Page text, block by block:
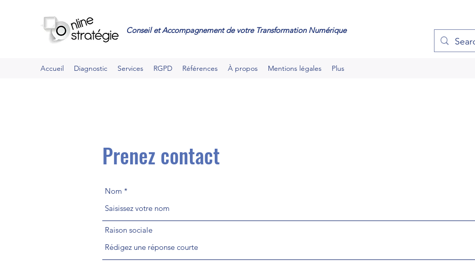
Conseil et Accompagnement de votre Transformation Numérique
Accueil Diagnostic Services RGPD Références À propos Mentions légales Plus
Prenez contact
Nom
Raison sociale